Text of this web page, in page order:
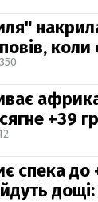
коли
+39
спека до